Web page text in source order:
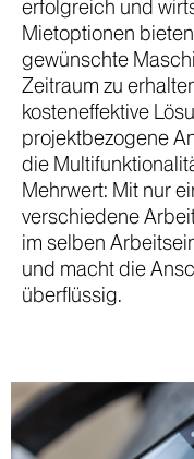
erfolgreich und
Mietoptionen
gewünschte
Zeitraum zu
kosteneffektive
projektbezogene
die
Mehrwert: Mit nur
verschiedene
im selben
und macht die
überflüssig.